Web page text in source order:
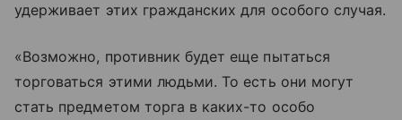
удерживает этих гражданских для особого случая.
«Возможно, противник будет еще пытаться
торговаться этими людьми. То есть они могут
стать предметом торга в каких-то особо